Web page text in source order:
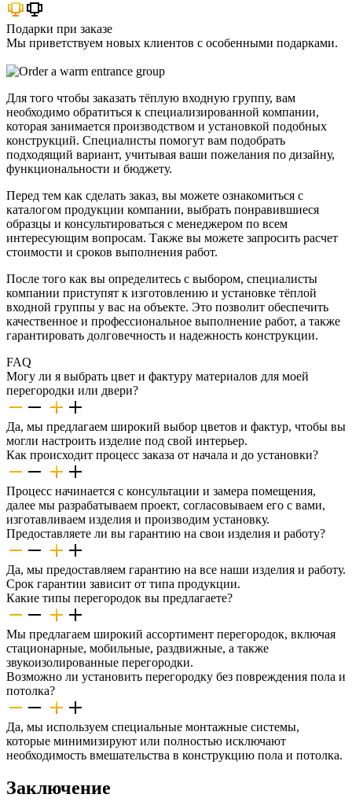
Подарки при заказе
Мы приветствуем новых клиентов с особенными подарками.
Для того чтобы заказать тёплую входную группу, вам
необходимо обратиться к специализированной компании,
которая занимается производством и установкой подобных
конструкций. Специалисты помогут вам подобрать
подходящий вариант, учитывая ваши пожелания по дизайну,
функциональности и бюджету.
Перед тем как сделать заказ, вы можете ознакомиться с
каталогом продукции компании, выбрать понравившиеся
образцы и консультироваться с менеджером по всем
интересующим вопросам. Также вы можете запросить расчет
стоимости и сроков выполнения работ.
После того как вы определитесь с выбором, специалисты
компании приступят к изготовлению и установке тёплой
входной группы у вас на объекте. Это позволит обеспечить
качественное и профессиональное выполнение работ, а также
гарантировать долговечность и надежность конструкции.
FAQ
Могу ли я выбрать цвет и фактуру материалов для моей
перегородки или двери?
Да, мы предлагаем широкий выбор цветов и фактур, чтобы вы
могли настроить изделие под свой интерьер.
Как происходит процесс заказа от начала и до установки?
Процесс начинается с консультации и замера помещения,
далее мы разрабатываем проект, согласовываем его с вами,
изготавливаем изделия и производим установку.
Предоставляете ли вы гарантию на свои изделия и работу?
Да, мы предоставляем гарантию на все наши изделия и работу.
Срок гарантии зависит от типа продукции.
Какие типы перегородок вы предлагаете?
Мы предлагаем широкий ассортимент перегородок, включая
стационарные, мобильные, раздвижные, а также
звукоизолированные перегородки.
Возможно ли установить перегородку без повреждения пола и
потолка?
Да, мы используем специальные монтажные системы,
которые минимизируют или полностью исключают
необходимость вмешательства в конструкцию пола и потолка.
Заключение